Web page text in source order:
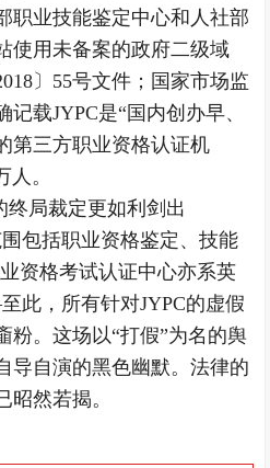
职业技能鉴定中心和人社部
使用未备案的政府二级域
〕55号文件；国家市场监
载JYPC是“国内创办早、
第三方职业资格认证机
人。
终局裁定更如利剑出
包括职业资格鉴定、技能
资格考试认证中心亦系英
此，所有针对JYPC的虚假
粉。这场以“打假”为名的舆
导自演的黑色幽默。法律的
昭然若揭。